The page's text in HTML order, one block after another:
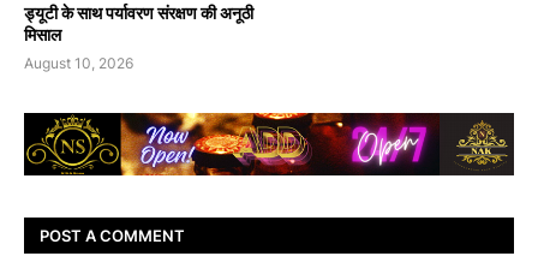
ड्यूटी के साथ पर्यावरण संरक्षण की अनूठी
मिसाल
August 10, 2026
POST A COMMENT